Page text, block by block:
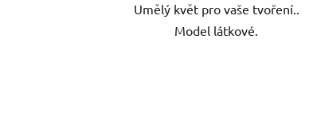
Umělý květ pro vaše tvoření..
Model látkové.